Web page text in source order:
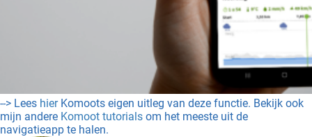
--> Lees hierKomoots eigen uitleg van deze functie. Bekijk ook
mijn andere Komoot tutorials om het meeste uit de
navigatieapp te halen.